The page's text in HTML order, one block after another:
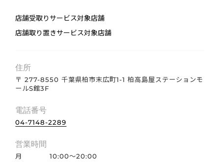
店舗受取りサービス対象店舗
店舗取り置きサービス対象店舗
住所
〒 277-8550 千葉県柏市末広町1-1 柏高島屋ステーションモ
ールS館3F
電話番号
04-7148-2289
営業時間
月10:00～20:00